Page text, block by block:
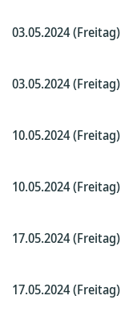
03.05.2024 (Freitag)
03.05.2024 (Freitag)
10.05.2024 (Freitag)
10.05.2024 (Freitag)
17.05.2024 (Freitag)
17.05.2024 (Freitag)